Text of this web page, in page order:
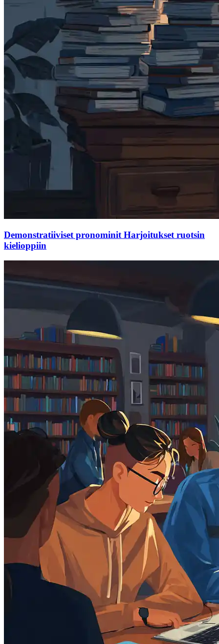
Demonstratiiviset pronominit Harjoitukset ruotsin
kielioppiin